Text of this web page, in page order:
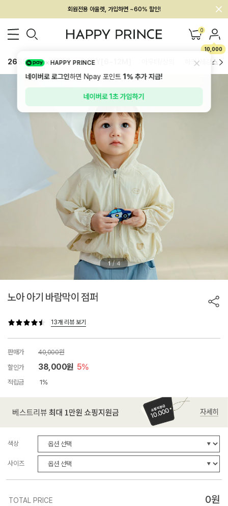
회원전용 아울렛, 가입하면 ~60% 할인!
멤버십 최대 28,000원 혜택 0
10,000
26SS 신상 BEST BABY[6~12M] 하의/레깅스
1 / 4
노아 아기 바람막이 점퍼
13개 리뷰 보기
판매가
40,000원
할인가
38,000원 5%
적립금 1%
색상
사이즈
TOTAL PRICE 0원
HAPPY PRINCE
네이버로 로그인하면 Npay 포인트1%추가 지급!
네이버로 1초 가입하기